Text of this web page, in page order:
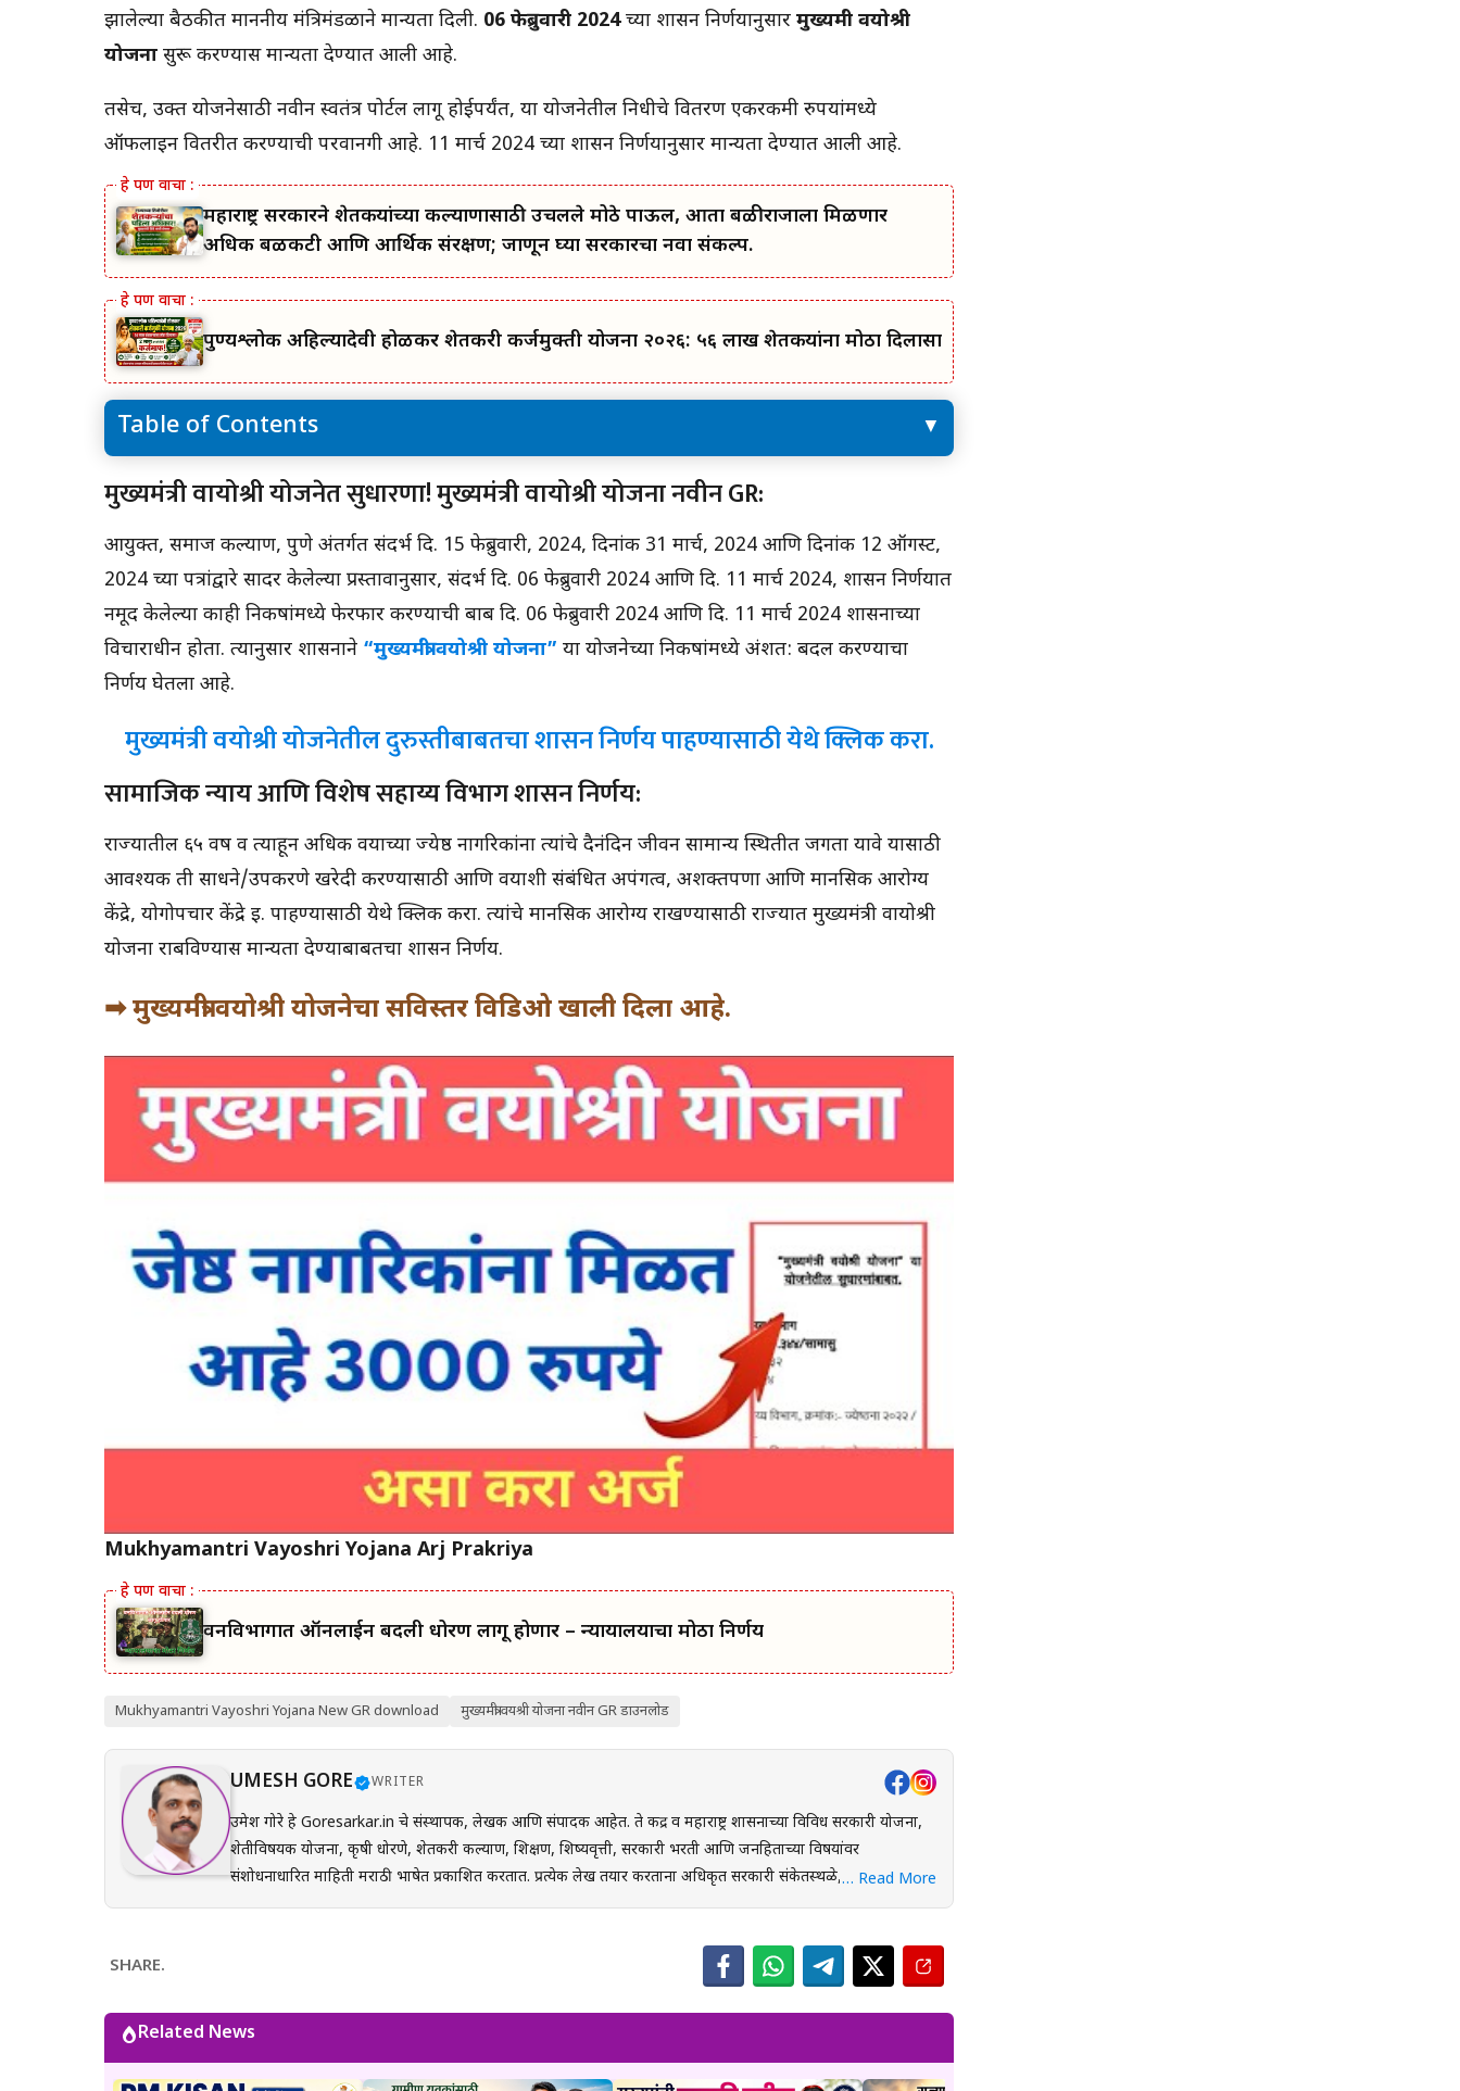
झालेल्या बैठकीत माननीय मंत्रिमंडळाने मान्यता दिली. 06 फेब्रुवारी 2024च्या शासन निर्णयानुसार मुख्यमंत्री वयोश्री
योजना सुरू करण्यास मान्यता देण्यात आली आहे.
तसेच, उक्त योजनेसाठी नवीन स्वतंत्र पोर्टल लागू होईपर्यंत, या योजनेतील निधीचे वितरण एकरकमी रुपयांमध्ये
ऑफलाइन वितरीत करण्याची परवानगी आहे. 11 मार्च 2024 च्या शासन निर्णयानुसार मान्यता देण्यात आली आहे.
महाराष्ट्र सरकारने शेतकऱ्यांच्या कल्याणासाठी उचलले मोठे पाऊल, आता बळीराजाला मिळणार
अधिक बळकटी आणि आर्थिक संरक्षण; जाणून घ्या सरकारचा नवा संकल्प.
पुण्यश्लोक अहिल्यादेवी होळकर शेतकरी कर्जमुक्ती योजना २०२६: ५६ लाख शेतकऱ्यांना मोठा दिलासा
Table of Contents
मुख्यमंत्री वायोश्री योजनेत सुधारणा! मुख्यमंत्री वायोश्री
योजना नवीन GR:
मुख्यमंत्री वयोश्री योजनेतील दुरुस्तीबाबतचा शासन निर्णय
पाहण्यासाठी येथे क्लिक करा.
सामाजिक न्याय आणि विशेष सहाय्य विभाग शासन निर्णय:
➡ मुख्यमंत्री वयोश्री योजनेचा सविस्तर विडिओ खाली दिला
आहे.
मुख्यमंत्री वायोश्री योजनेत सुधारणा! मुख्यमंत्री वायोश्री योजना नवीन GR:
आयुक्त, समाज कल्याण, पुणे अंतर्गत संदर्भ दि. 15 फेब्रुवारी, 2024, दिनांक 31 मार्च, 2024 आणि दिनांक 12 ऑगस्ट,
2024 च्या पत्रांद्वारे सादर केलेल्या प्रस्तावानुसार, संदर्भ दि. 06 फेब्रुवारी 2024 आणि दि. 11 मार्च 2024, शासन निर्णयात
नमूद केलेल्या काही निकषांमध्ये फेरफार करण्याची बाब दि. 06 फेब्रुवारी 2024 आणि दि. 11 मार्च 2024 शासनाच्या
विचाराधीन होता. त्यानुसार शासनाने “मुख्यमंत्री वयोश्री योजना” या योजनेच्या निकषांमध्ये अंशत: बदल करण्याचा
निर्णय घेतला आहे.
मुख्यमंत्री वयोश्री योजनेतील दुरुस्तीबाबतचा शासन निर्णय पाहण्यासाठी येथे क्लिक करा.
सामाजिक न्याय आणि विशेष सहाय्य विभाग शासन निर्णय:
राज्यातील ६५ वर्षे व त्याहून अधिक वयाच्या ज्येष्ठ नागरिकांना त्यांचे दैनंदिन जीवन सामान्य स्थितीत जगता यावे यासाठी
आवश्यक ती साधने/उपकरणे खरेदी करण्यासाठी आणि वयाशी संबंधित अपंगत्व, अशक्तपणा आणि मानसिक आरोग्य
केंद्रे, योगोपचार केंद्रे इ. पाहण्यासाठी येथे क्लिक करा. त्यांचे मानसिक आरोग्य राखण्यासाठी राज्यात मुख्यमंत्री वायोश्री
योजना राबविण्यास मान्यता देण्याबाबतचा शासन निर्णय.
➡ मुख्यमंत्री वयोश्री योजनेचा सविस्तर विडिओ खाली दिला आहे.
Mukhyamantri Vayoshri Yojana Arj Prakriya
वनविभागात ऑनलाईन बदली धोरण लागू होणार – न्यायालयाचा मोठा निर्णय
Mukhyamantri Vayoshri Yojana New GR download मुख्यमंत्री वयश्री योजना नवीन GR डाउनलोड
UMESH GORE WRITER
उमेश गोरे हे Goresarkar.in चे संस्थापक, लेखक आणि संपादक आहेत. ते केंद्र व महाराष्ट्र शासनाच्या विविध सरकारी योजना,
शेतीविषयक योजना, कृषी धोरणे, शेतकरी कल्याण, शिक्षण, शिष्यवृत्ती, सरकारी भरती आणि जनहिताच्या विषयांवर
संशोधनाधारित माहिती मराठी भाषेत प्रकाशित करतात. प्रत्येक लेख तयार करताना अधिकृत सरकारी संकेतस्थळे, शासन निर्णय
(GR), अधिसूचना, विभागीय परिपत्रके आणि संबंधित अधिकृत स्रोतांचा संदर्भ घेऊन माहितीची पडताळणी केली जाते. वाचकांना
नागरिकांपर्यंत विश्वासार्ह, अद्ययावत आणि उपयुक्त माहिती पोहोचवणे हा आहे. प्रकाशित माहिती वेळोवेळी अद्ययावत ठेवण्याचा
प्रयत्न केला जातो. अधिकृत निर्णयामध्ये बदल झाल्यास संबंधित लेख देखील अद्ययावत करण्यात येतात. या संकेतस्थळावरील
माहिती ही केवळ जनजागृती आणि मार्गदर्शनाच्या उद्देशाने प्रकाशित केली जाते. कोणत्याही सरकारी योजनेसाठी अर्ज करण्यापूर्वी
संबंधित विभागाच्या अधिकृत संकेतस्थळावरील माहिती, नियम आणि अटींची पडताळणी करण्याचा सल्ला दिला जातो.
… Read More
SHARE.
Related News